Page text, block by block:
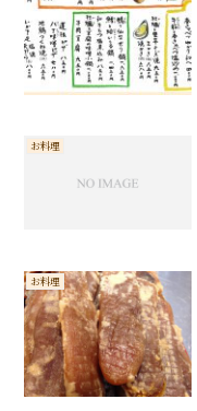
お料理
お料理